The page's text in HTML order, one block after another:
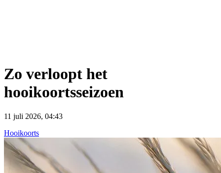
Zo verloopt het
hooikoortsseizoen
11 juli 2026, 04:43
Hooikoorts